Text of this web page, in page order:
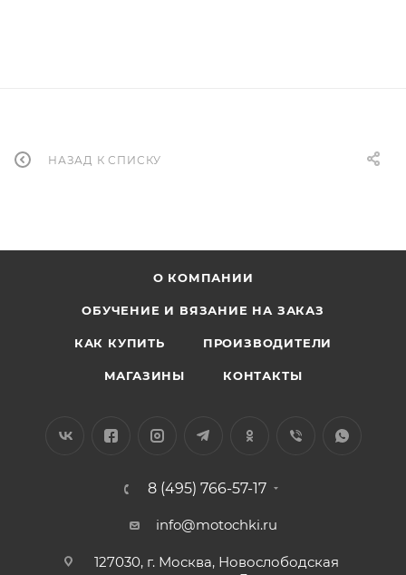
НАЗАД К СПИСКУ
О КОМПАНИИ
ОБУЧЕНИЕ И ВЯЗАНИЕ НА ЗАКАЗ
КАК КУПИТЬ ПРОИЗВОДИТЕЛИ
МАГАЗИНЫ КОНТАКТЫ
8 (495) 766-57-17
info@motochki.ru
127030, г. Москва, Новослободская